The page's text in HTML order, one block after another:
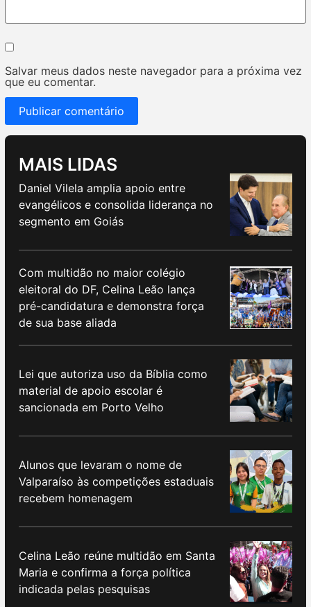
Salvar meus dados neste navegador para a próxima vez
que eu comentar.
MAIS LIDAS
Daniel Vilela amplia apoio entre
evangélicos e consolida liderança no
segmento em Goiás
Com multidão no maior colégio
eleitoral do DF, Celina Leão lança
pré-candidatura e demonstra força
de sua base aliada
Lei que autoriza uso da Bíblia como
material de apoio escolar é
sancionada em Porto Velho
Alunos que levaram o nome de
Valparaíso às competições estaduais
recebem homenagem
Celina Leão reúne multidão em Santa
Maria e confirma a força política
indicada pelas pesquisas